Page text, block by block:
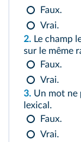
Faux.
Vrai.
2. Le champ
sur le même
Faux.
Vrai.
3. Un mot ne
lexical.
Faux.
Vrai.